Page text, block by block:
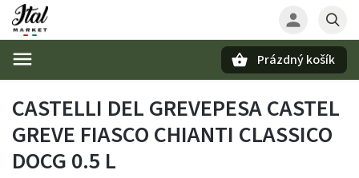
Prázdný košík
CASTELLI DEL GREVEPESA CASTEL
GREVE FIASCO CHIANTI CLASSICO
DOCG 0.5 L